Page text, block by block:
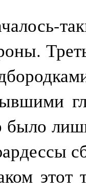
этот